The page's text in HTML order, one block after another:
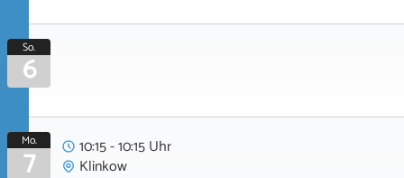
So.
6
Mo.
7
10:15 - 10:15 Uhr
Klinkow